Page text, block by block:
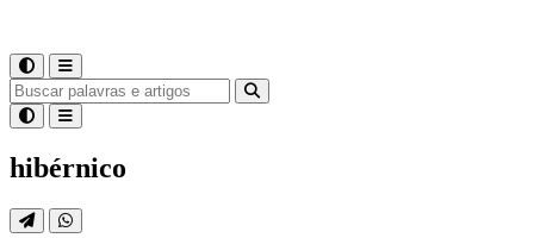
hibérnico